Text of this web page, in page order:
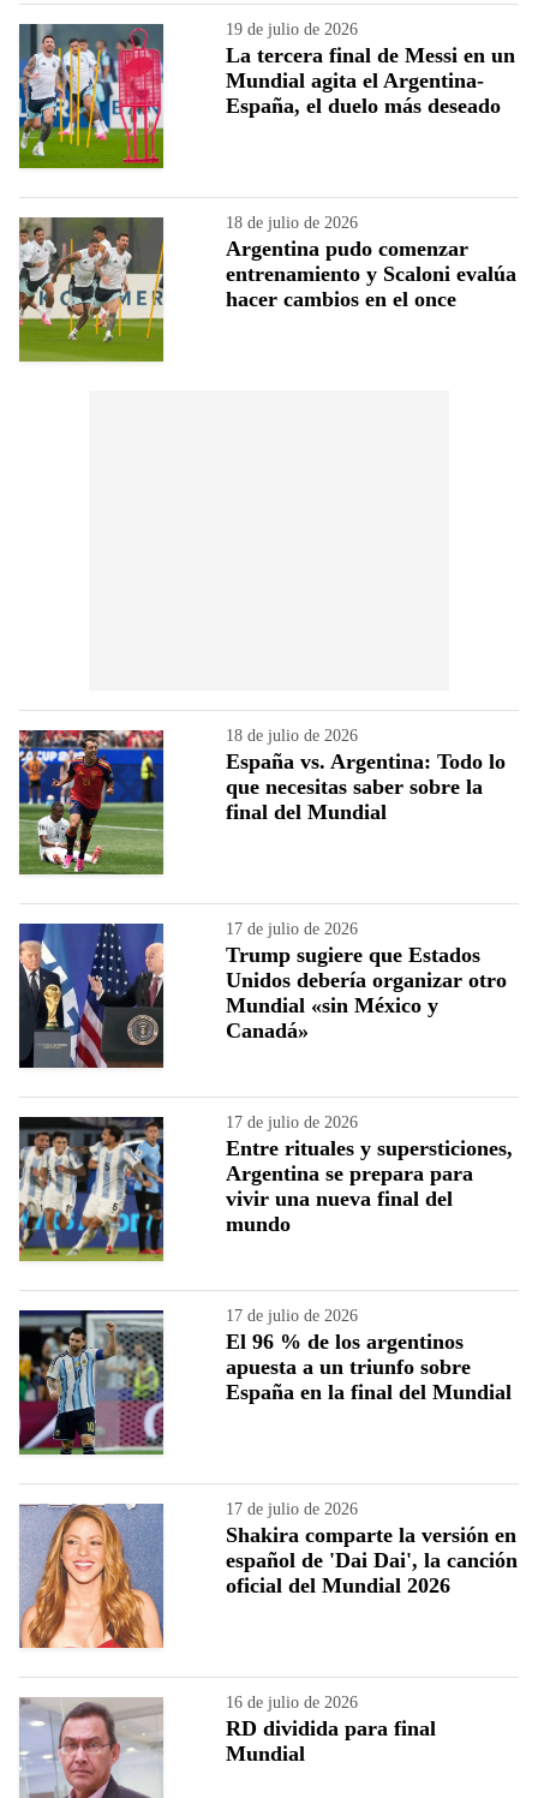
19 de julio de 2026
La tercera final de Messi en un
Mundial agita el Argentina-
España, el duelo más deseado
18 de julio de 2026
Argentina pudo comenzar
entrenamiento y Scaloni evalúa
hacer cambios en el once
18 de julio de 2026
España vs. Argentina: Todo lo
que necesitas saber sobre la
final del Mundial
17 de julio de 2026
Trump sugiere que Estados
Unidos debería organizar otro
Mundial «sin México y
Canadá»
17 de julio de 2026
Entre rituales y supersticiones,
Argentina se prepara para
vivir una nueva final del
mundo
17 de julio de 2026
El 96 % de los argentinos
apuesta a un triunfo sobre
España en la final del Mundial
17 de julio de 2026
Shakira comparte la versión en
español de 'Dai Dai', la canción
oficial del Mundial 2026
16 de julio de 2026
RD dividida para final
Mundial